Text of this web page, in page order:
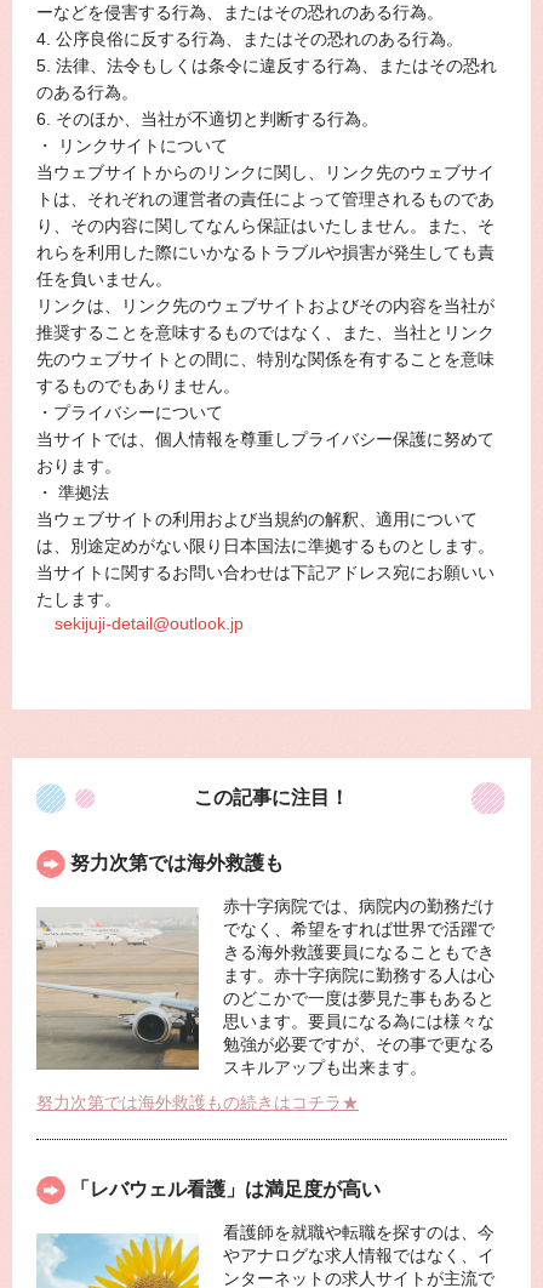
ーなどを侵害する行為、またはその恐れのある行為。
4. 公序良俗に反する行為、またはその恐れのある行為。
5. 法律、法令もしくは条令に違反する行為、またはその恐れ
のある行為。
6. そのほか、当社が不適切と判断する行為。
・ リンクサイトについて
当ウェブサイトからのリンクに関し、リンク先のウェブサイ
トは、それぞれの運営者の責任によって管理されるものであ
り、その内容に関してなんら保証はいたしません。また、そ
れらを利用した際にいかなるトラブルや損害が発生しても責
任を負いません。
リンクは、リンク先のウェブサイトおよびその内容を当社が
推奨することを意味するものではなく、また、当社とリンク
先のウェブサイトとの間に、特別な関係を有することを意味
するものでもありません。
・プライバシーについて
当サイトでは、個人情報を尊重しプライバシー保護に努めて
おります。
・ 準拠法
当ウェブサイトの利用および当規約の解釈、適用について
は、別途定めがない限り日本国法に準拠するものとします。
当サイトに関するお問い合わせは下記アドレス宛にお願いい
たします。
sekijuji-detail@outlook.jp
この記事に注目！
努力次第では海外救護も
赤十字病院では、病院内の勤務だけ
でなく、希望をすれば世界で活躍で
きる海外救護要員になることもでき
ます。赤十字病院に勤務する人は心
のどこかで一度は夢見た事もあると
思います。要員になる為には様々な
勉強が必要ですが、その事で更なる
スキルアップも出来ます。
努力次第では海外救護もの続きはコチラ★
「レバウェル看護」は満足度が高い
看護師を就職や転職を探すのは、今
やアナログな求人情報ではなく、イ
ンターネットの求人サイトが主流で